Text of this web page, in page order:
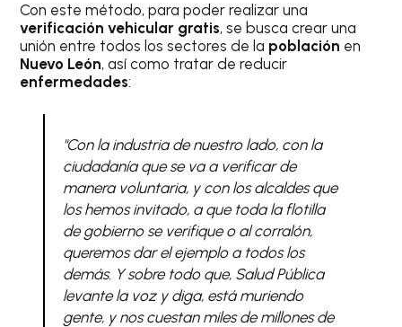
Con este método, para poder realizar una
verificación vehicular gratis, se busca crear una
unión entre todos los sectores de la población en
Nuevo León, así como tratar de reducir
enfermedades:
"Con la industria de nuestro lado, con la
ciudadanía que se va a verificar de
manera voluntaria, y con los alcaldes que
los hemos invitado, a que toda la flotilla
de gobierno se verifique o al corralón,
queremos dar el ejemplo a todos los
demás. Y sobre todo que, Salud Pública
levante la voz y diga, está muriendo
gente, y nos cuestan miles de millones de